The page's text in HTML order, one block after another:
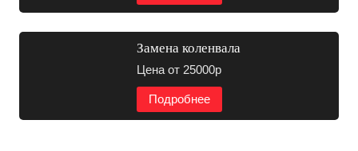
Замена коленвала
Цена от 25000р
Подробнее